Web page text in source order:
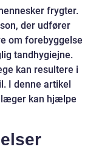
frygter.
der udfører
om forebyggelse
tandhygiejne.
kan resultere i
I denne artikel
kan hjælpe